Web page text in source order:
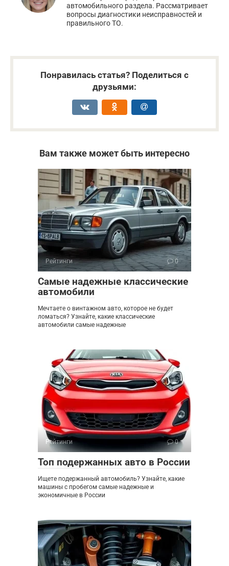
автомобильного раздела. Рассматривает
вопросы диагностики неисправностей и
правильного ТО.
Понравилась статья? Поделиться с
друзьями:
Вам также может быть интересно
Рейтинги 0
Самые надежные классические
автомобили
Мечтаете о винтажном авто, которое не будет
ломаться? Узнайте, какие классические
автомобили самые надежные
Рейтинги 0
Топ подержанных авто в России
Ищете подержанный автомобиль? Узнайте, какие
машины с пробегом самые надежные и
экономичные в России